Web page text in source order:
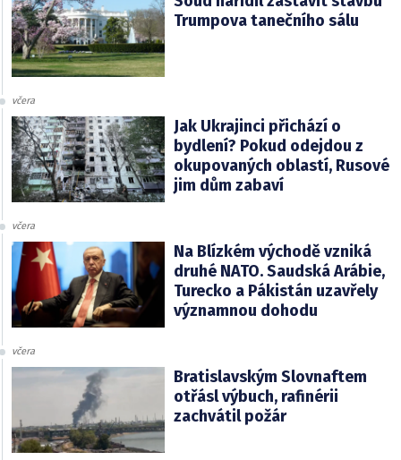
Trumpova tanečního sálu
včera
Jak Ukrajinci přichází o
bydlení? Pokud odejdou z
okupovaných oblastí, Rusové
jim dům zabaví
včera
Na Blízkém východě vzniká
druhé NATO. Saudská Arábie,
Turecko a Pákistán uzavřely
významnou dohodu
včera
Bratislavským Slovnaftem
otřásl výbuch, rafinérii
zachvátil požár